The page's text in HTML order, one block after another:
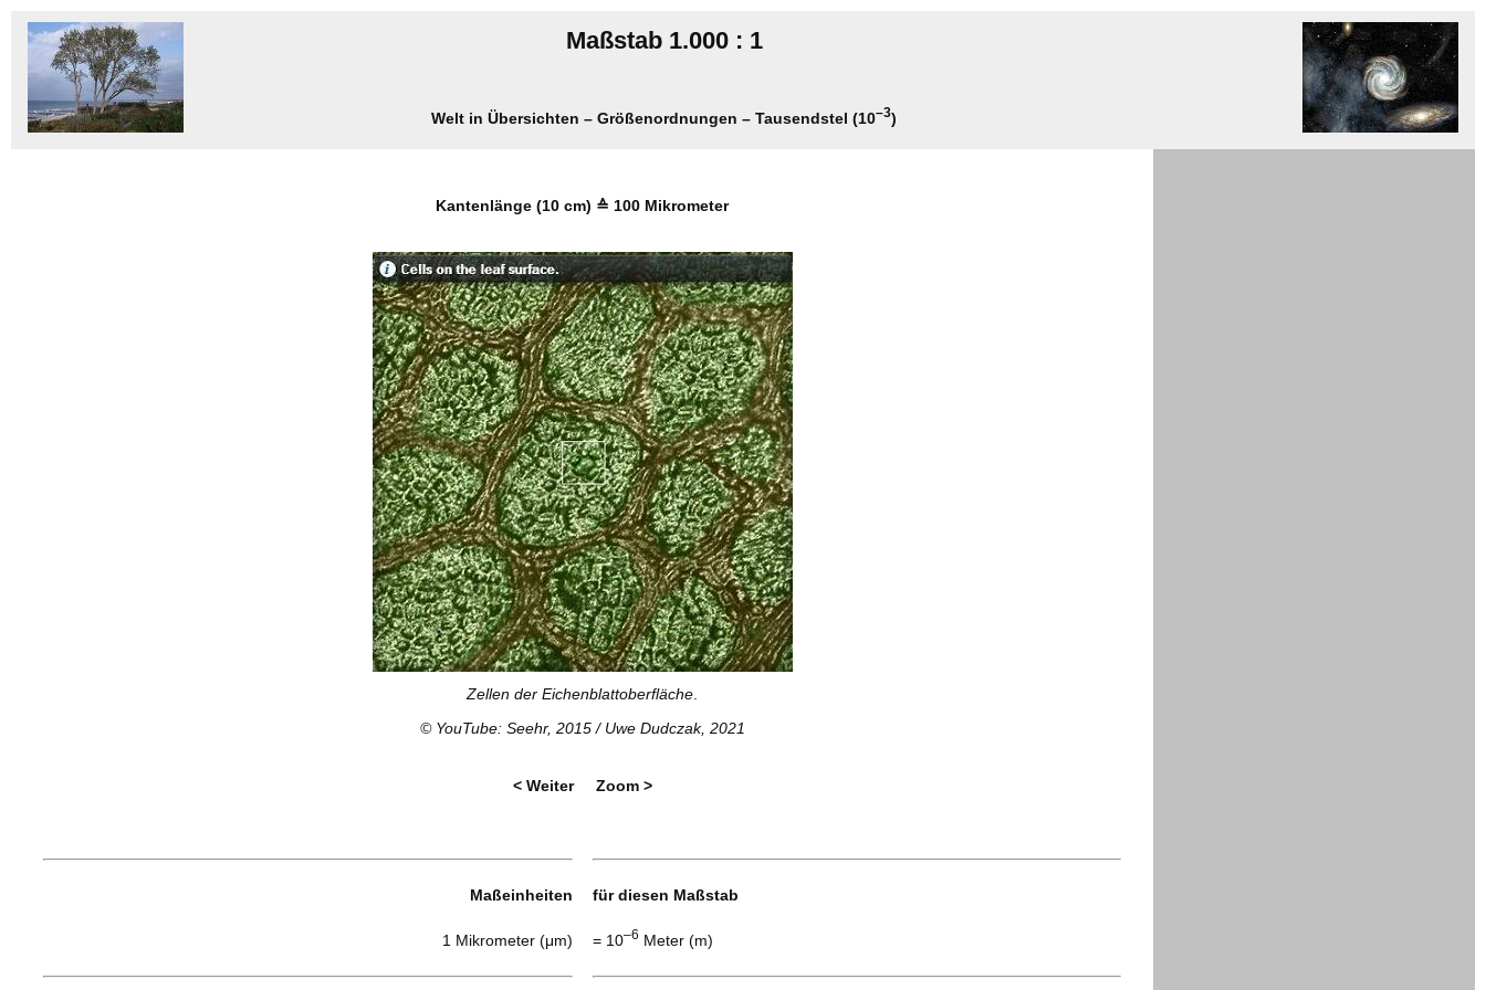
Maßstab 1.000 : 1
Welt in Übersichten – Größenordnungen – Tausendstel (10–3)
Kantenlänge (10 cm) ≙ 100 Mikrometer
Zellen der Eichenblattoberfläche
© YouTube: Seehr, 2015/ Uwe Dudczak, 2021
< Weiter Zoom >
Maßeinheiten für diesen Maßstab
1 Mikrometer (μm) = 10–6 Meter (m)